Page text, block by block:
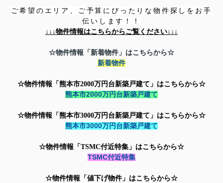
ご希望のエリア、ご予算にぴったりな物件探しをお手
伝いします！！
↓↓↓物件情報はこちらからご覧ください↓↓↓
☆物件情報「新着物件」はこちらから☆
新着物件
☆物件情報「熊本市2000万円台新築戸建て」はこちらから☆
熊本市2000万円台新築戸建て
☆物件情報「 熊本市3000万円台新築戸建て」はこちらから☆
熊本市3000万円台新築戸建て
☆物件情報「TSMC付近特集」はこちらから☆
TSMC付近特集
☆物件情報「値下げ物件」はこちらから☆